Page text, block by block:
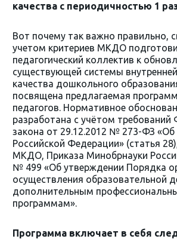
качества с периодичностью 1
Вот почему так важно правильно,
учетом критериев МКДО
педагогический коллектив к
существующей системы
качества дошкольного
посвящена предлагаемая
педагогов. Нормативное
разработана с учётом требований
закона от 29.12.2012 № 273-ФЗ «Об
Российской Федерации» (статья
МКДО, Приказа Минобрнауки
№ 499 «Об утверждении Порядка
осуществления образовательной
дополнительным
программам».
Программа включает в себя